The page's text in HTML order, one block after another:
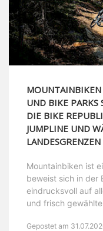
UND BIKE PARKS
DIE BIKE
JUMPLINE UND
Mountainbiken ist
beweist sich in der
eindrucksvoll auf
und frisch
Gepostet am